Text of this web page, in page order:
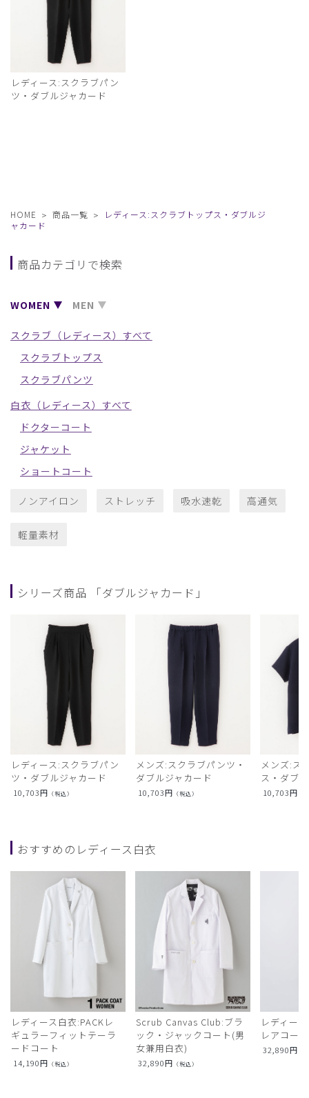
レディース:スクラブパン
ツ・ダブルジャカード
HOME 商品一覧
レディース:スクラブトップス・ダブルジ
ャカード
商品カテゴリで検索
WOMEN MEN
スクラブ（レディース）すべて
スクラブトップス
スクラブパンツ
白衣（レディース）すべて
ドクターコート
ジャケット
ショートコート
ノンアイロン ストレッチ 吸水速乾 高通気
軽量素材
シリーズ商品 「ダブルジャカード」
レディース:スクラブパン
ツ・ダブルジャカード
10,703円 （税込）
メンズ:スクラブパンツ・
ダブルジャカード
10,703円 （税込）
メンズ:ス
ス・ダブ
10,703円
おすすめのレディース白衣
レディース白衣:PACKレ
ギュラーフィットテーラ
ードコート
14,190円 （税込）
Scrub Canvas Club:ブラ
ック・ジャックコート(男
女兼用白衣)
32,890円 （税込）
レディー
レアコート
32,890円